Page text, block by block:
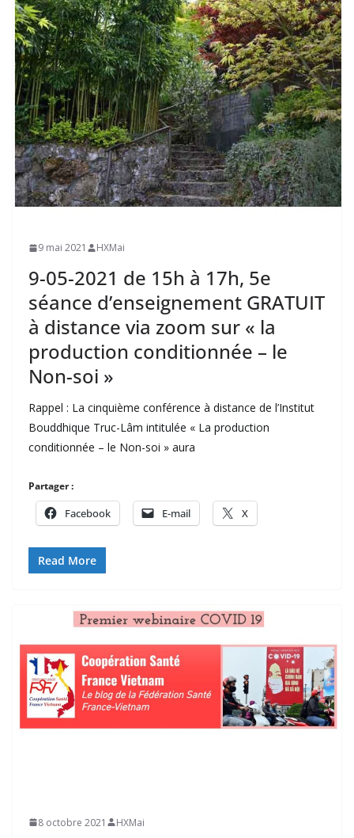
9 mai 2021 HXMai
9-05-2021 de 15h à 17h, 5e
séance d’enseignement GRATUIT
à distance via zoom sur « la
production conditionnée – le
Non-soi »
Rappel : La cinquième conférence à distance de l’Institut
Bouddhique Truc-Lâm intitulée « La production
conditionnée – le Non-soi » aura
Partager :
Facebook E-mail X
Read More
8 octobre 2021 HXMai